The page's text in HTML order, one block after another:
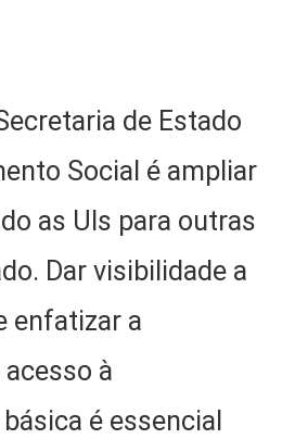
de Estado
Social é ampliar
as UIs para outras
Dar visibilidade a
enfatizar a
à
é essencial